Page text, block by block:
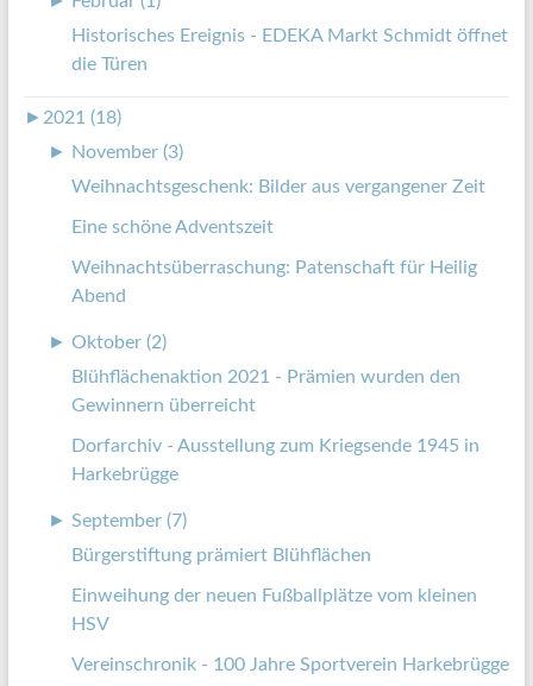
Historisches Ereignis - EDEKA Markt Schmidt öffnet
die Türen
► 2021 (18)
►
November (3)
Weihnachtsgeschenk: Bilder aus vergangener Zeit
Eine schöne Adventszeit
Weihnachtsüberraschung: Patenschaft für Heilig
Abend
► Oktober (2)
Blühflächenaktion 2021 - Prämien wurden den
Gewinnern überreicht
Dorfarchiv - Ausstellung zum Kriegsende 1945 in
Harkebrügge
► September (7)
Bürgerstiftung prämiert Blühflächen
Einweihung der neuen Fußballplätze vom kleinen
HSV
Vereinschronik - 100 Jahre Sportverein Harkebrügge